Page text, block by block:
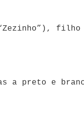
filho
a preto e